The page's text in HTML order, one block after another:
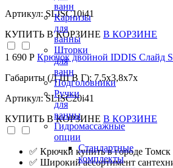
ванн
Карнизы
для
ванны
Шторки
для
ванн
Подголовники
Ручки
для
ванны
Гидромассажные
опции
Стандартные
комплекты
Артикул: SLISC10i41
КУПИТЬ В КОРЗИНЕ В КОРЗИНЕ
1 690 Р Крючок двойной IDDIS Слайд
Габариты (Д Ш В Г): 7,5x3,8x7x
Артикул: SLISC20i41
КУПИТЬ В КОРЗИНЕ В КОРЗИНЕ
✅ Крючки купить в городе Томск
✅ Широкий ассортимент